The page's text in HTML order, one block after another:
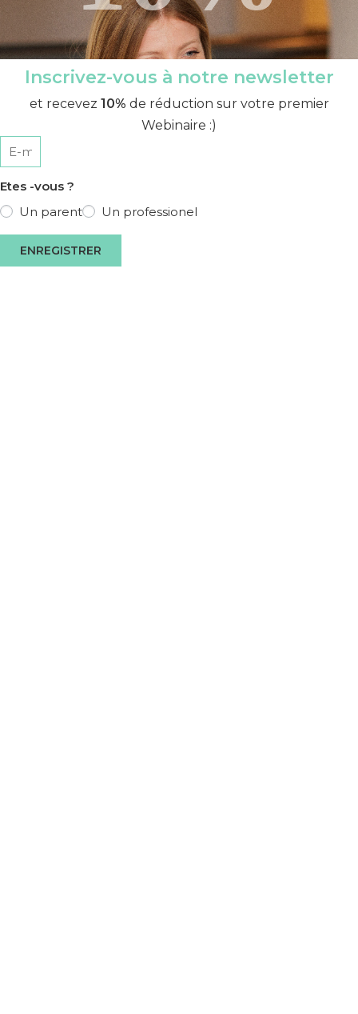
Inscrivez-vous à notre newsletter
et recevez 10% de réduction sur votre premier
Webinaire :)
Etes -vous ?
Un parent
Un professionel
ENREGISTRER